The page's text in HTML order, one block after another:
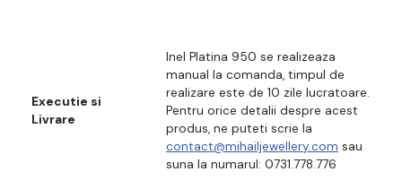
Executie si
Livrare
Inel Platina 950 se realizeaza
manual la comanda, timpul de
realizare este de 10 zile lucratoare.
Pentru orice detalii despre acest
produs, ne puteti scrie la
contact@mihailjewellery.com sau
suna la numarul: 0731.778.776